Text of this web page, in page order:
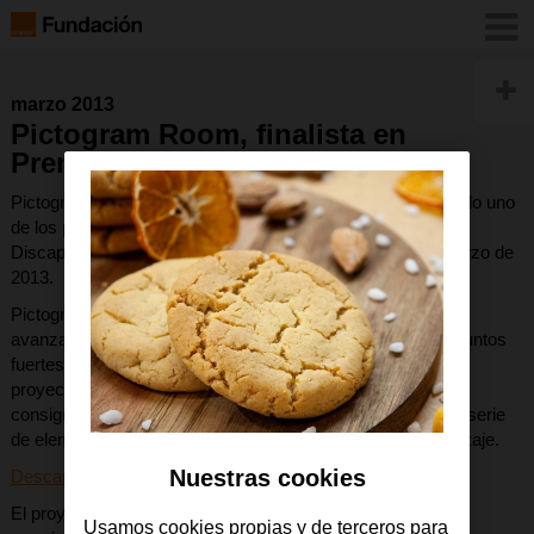
marzo 2013
Pictogram Room, finalista en
Premios Discapnet
Pictogram Room (La Habitación de los Pictogramas) ha sido uno
de los proyectos finalistas en la II edición de los Premios
Discapnet de la Fundación ONCE, entregados el 11 de marzo de
2013.
Pictogram Room supone una forma lúdica y entretenida de
avanzar en áreas clave del desarrollo, aprovechando los puntos
fuertes de cada persona. Mediante un sistema de cámara-
proyector y a través del reconocimiento del movimiento se
consigue reproducir la imagen de la persona junto con una serie
de elementos gráficos y musicales que guiarán su aprendizaje.
Descarga gratuita en la web de Pictogram Room
El proyecto ha sido finalista en la primera categoría de los
Nuestras cookies
Usamos cookies propias y de terceros para